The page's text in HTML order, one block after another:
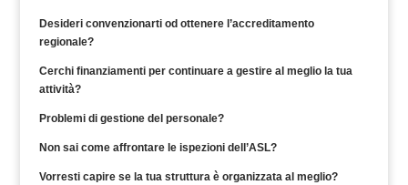
Desideri convenzionarti od ottenere l’accreditamento
regionale?
Cerchi finanziamenti per continuare a gestire al meglio la tua
attività?
Problemi di gestione del personale?
Non sai come affrontare le ispezioni dell’ASL?
Vorresti capire se la tua struttura è organizzata al meglio?